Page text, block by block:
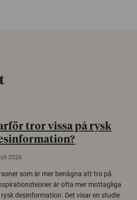
tror vissa på rysk
2026
som är mer benägna att tro på
är ofta mer mottagliga
desinformation. Det visar en studie